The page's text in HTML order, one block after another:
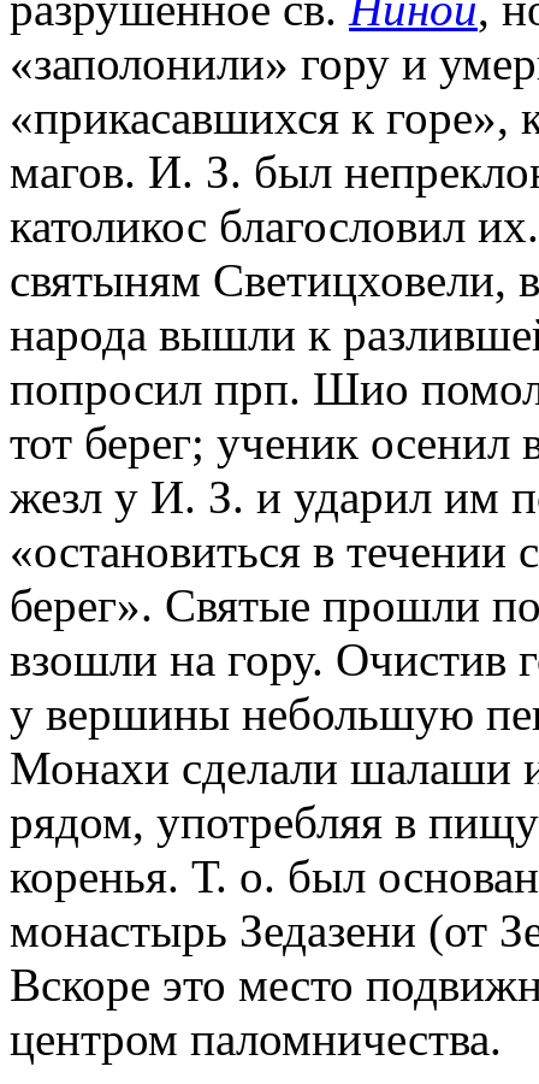
«заполонили» гору и
«прикасавшихся к
магов. И. З. был
католикос благословил
святыням Светицховели,
народа вышли к
попросил прп. Шио
тот берег; ученик
жезл у И. З. и ударил им
«остановиться в течении
берег». Святые прошли
взошли на гору. Очистив
у вершины небольшую
Монахи сделали шалаши
рядом, употребляя в
коренья. Т. о. был
монастырь Зедазени (от
Вскоре это место
центром паломничества.